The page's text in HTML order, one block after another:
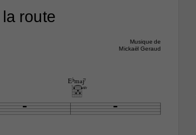
Musique de
Mickaël Geraud
route

6fr
Ebmaj7
